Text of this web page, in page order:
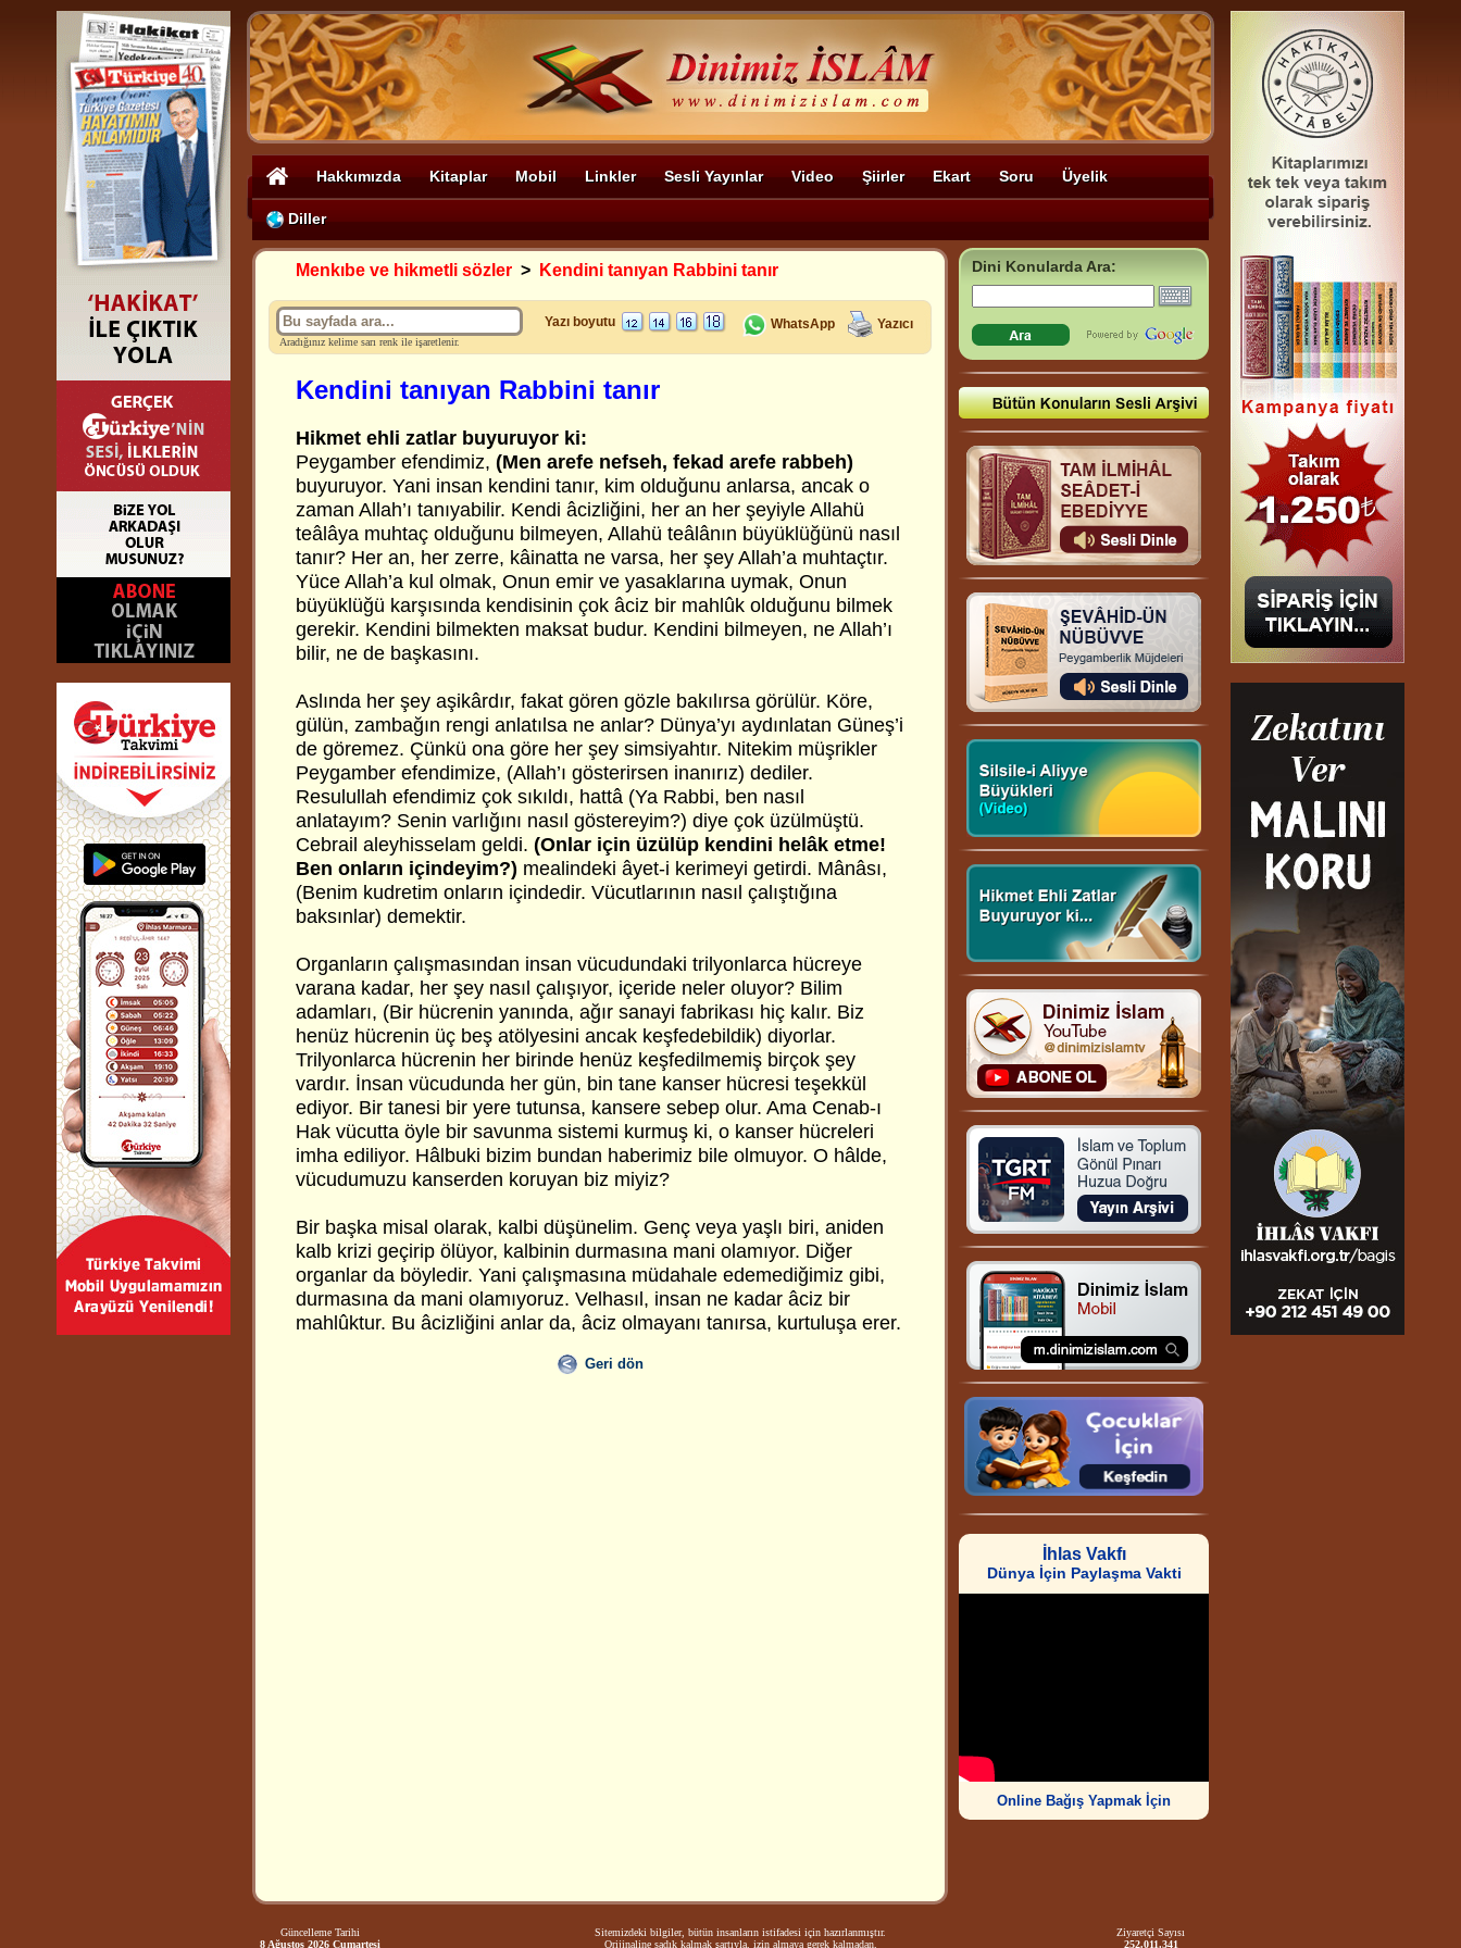
Hakkımızda Kitaplar Mobil Linkler Sesli Yayınlar Video Şiirler Ekart Soru Üyelik
Diller
Menkıbe ve hikmetli sözler > Kendini tanıyan Rabbini tanır
Aradığınız kelime sarı renk ile işaretlenir.
Yazı boyutu WhatsApp Yazıcı
Kendini tanıyan Rabbini tanır
Hikmet ehli zatlar buyuruyor ki:
Peygamber efendimiz, (Men arefe nefseh, fekad arefe rabbeh)
buyuruyor. Yani insan kendini tanır, kim olduğunu anlarsa, ancak o
zaman Allah’ı tanıyabilir. Kendi âcizliğini, her an her şeyiyle Allahü
teâlâya muhtaç olduğunu bilmeyen, Allahü teâlânın büyüklüğünü nasıl
tanır? Her an, her zerre, kâinatta ne varsa, her şey Allah’a muhtaçtır.
Yüce Allah’a kul olmak, Onun emir ve yasaklarına uymak, Onun
büyüklüğü karşısında kendisinin çok âciz bir mahlûk olduğunu bilmek
gerekir. Kendini bilmekten maksat budur. Kendini bilmeyen, ne Allah’ı
bilir, ne de başkasını.
Aslında her şey aşikârdır, fakat gören gözle bakılırsa görülür. Köre,
gülün, zambağın rengi anlatılsa ne anlar? Dünya’yı aydınlatan Güneş’i
de göremez. Çünkü ona göre her şey simsiyahtır. Nitekim müşrikler
Peygamber efendimize, (Allah’ı gösterirsen inanırız) dediler.
Resulullah efendimiz çok sıkıldı, hattâ (Ya Rabbi, ben nasıl
anlatayım? Senin varlığını nasıl göstereyim?) diye çok üzülmüştü.
Cebrail aleyhisselam geldi. (Onlar için üzülüp kendini helâk etme!
Ben onların içindeyim?) mealindeki âyet-i kerimeyi getirdi. Mânâsı,
(Benim kudretim onların içindedir. Vücutlarının nasıl çalıştığına
baksınlar) demektir.
Organların çalışmasından insan vücudundaki trilyonlarca hücreye
varana kadar, her şey nasıl çalışıyor, içeride neler oluyor? Bilim
adamları, (Bir hücrenin yanında, ağır sanayi fabrikası hiç kalır. Biz
henüz hücrenin üç beş atölyesini ancak keşfedebildik) diyorlar.
Trilyonlarca hücrenin her birinde henüz keşfedilmemiş birçok şey
vardır. İnsan vücudunda her gün, bin tane kanser hücresi teşekkül
ediyor. Bir tanesi bir yere tutunsa, kansere sebep olur. Ama Cenab-ı
Hak vücutta öyle bir savunma sistemi kurmuş ki, o kanser hücreleri
imha ediliyor. Hâlbuki bizim bundan haberimiz bile olmuyor. O hâlde,
vücudumuzu kanserden koruyan biz miyiz?
Bir başka misal olarak, kalbi düşünelim. Genç veya yaşlı biri, aniden
kalb krizi geçirip ölüyor, kalbinin durmasına mani olamıyor. Diğer
organlar da böyledir. Yani çalışmasına müdahale edemediğimiz gibi,
durmasına da mani olamıyoruz. Velhasıl, insan ne kadar âciz bir
mahlûktur. Bu âcizliğini anlar da, âciz olmayanı tanırsa, kurtuluşa erer.
Geri dön
Dini Konularda Ara:
İhlas Vakfı
Dünya İçin Paylaşma Vakti
Online Bağış Yapmak İçin
Güncelleme Tarihi
8 Ağustos 2026 Cumartesi
Sitemizdeki bilgiler, bütün insanların istifadesi için hazırlanmıştır.
Orijinaline sadık kalmak şartıyla, izin almaya gerek kalmadan,
Ziyaretçi Sayısı
252.011.341